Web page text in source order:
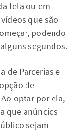
tela ou em
que são
podendo
segundos.
de Parcerias e
de
optar por ela,
que anúncios
sejam